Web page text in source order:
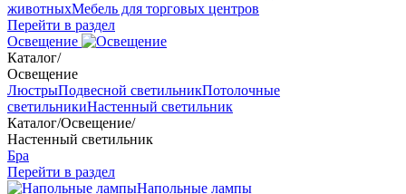
животныхМебель для торговых центров
Перейти в раздел
Освещение
Каталог/
Освещение
ЛюстрыПодвесной светильникПотолочные
светильникиНастенный светильник
Каталог/Освещение/
Настенный светильник
Бра
Перейти в раздел
Напольные лампы